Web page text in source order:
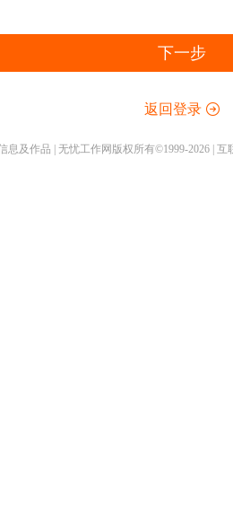
下一步
返回登录
息及作品 | 无忧工作网版权所有©1999-2026 |